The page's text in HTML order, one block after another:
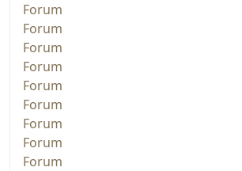
Forum
Forum
Forum
Forum
Forum
Forum
Forum
Forum
Forum